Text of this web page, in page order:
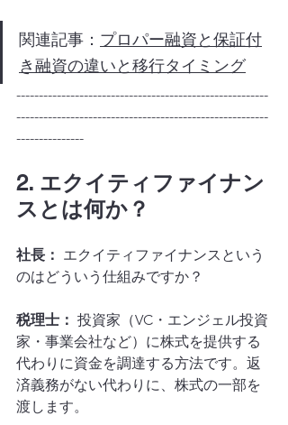
関連記事： プロパー融資と保証付
き融資の違いと移行タイミング
--------------------------------------------------------
--------------------------------------------------------
---------------
2. エクイティファイナン
スとは何か？
社長： エクイティファイナンスという
のはどういう仕組みですか？
税理士： 投資家（VC・エンジェル投資
家・事業会社など）に株式を提供する
代わりに資金を調達する方法です。返
済義務がない代わりに、株式の一部を
渡します。